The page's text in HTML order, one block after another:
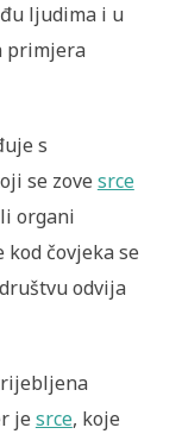
ljudima i u
primjera
s
se zove srce
organi
čovjeka se
odvija
je srce, koje